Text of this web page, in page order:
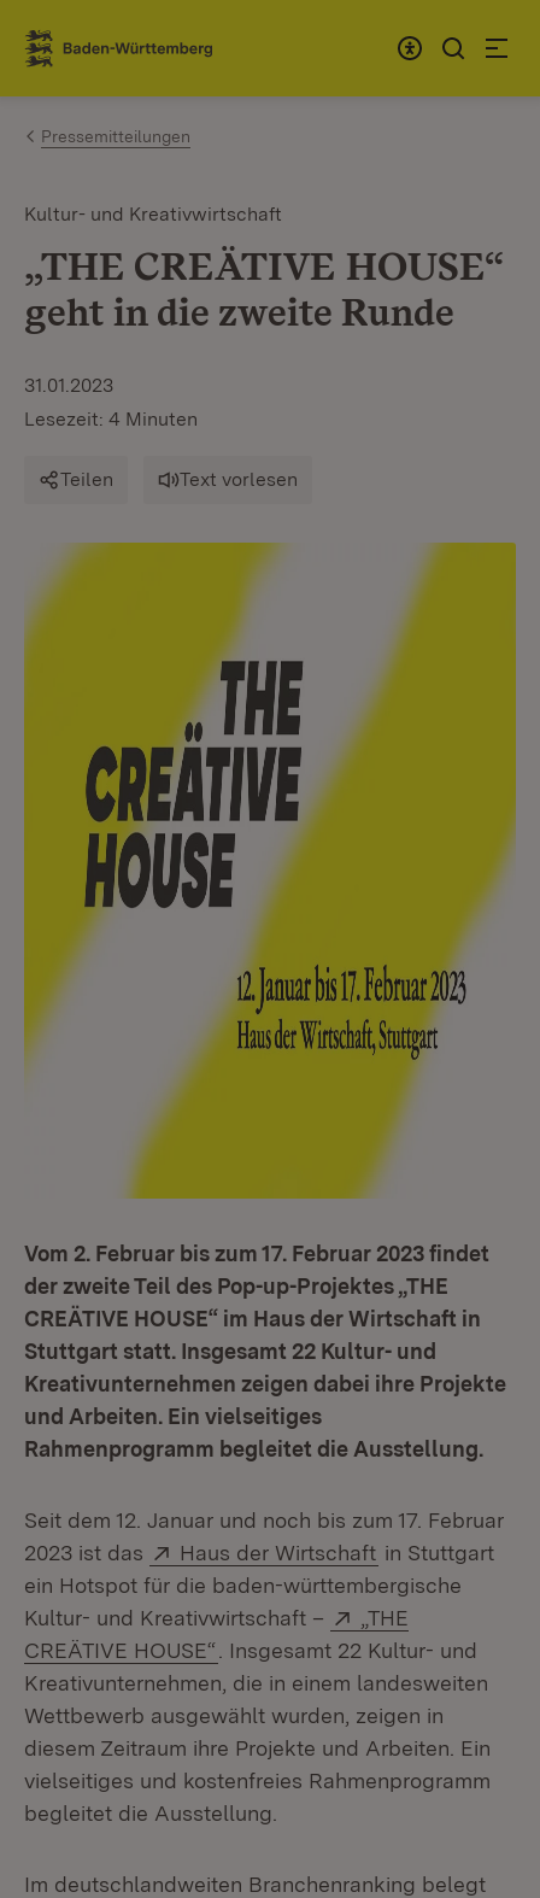
Zum Inhalt springen
Link zur Startseite
Pressemitteilungen
Kultur- und Kreativwirtschaft
„THE CREÄTIVE HOUSE“
geht in die zweite Runde
31.01.2023
Lesezeit: 4 Minuten
Teilen Text vorlesen
Vom 2. Februar bis zum 17. Februar 2023 findet
der zweite Teil des Pop-up-Projektes „THE
CREÄTIVE HOUSE“ im Haus der Wirtschaft in
Stuttgart statt. Insgesamt 22 Kultur- und
Kreativunternehmen zeigen dabei ihre Projekte
und Arbeiten. Ein vielseitiges
Rahmenprogramm begleitet die Ausstellung.
Seit dem 12. Januar und noch bis zum 17. Februar
2023 ist das
Extern:
Haus der Wirtschaft (Öffnet in
in Stuttgart
ein Hotspot für die baden-württembergische
Kultur- und Kreativwirtschaft –
Extern:
„THE
CREÄTIVE HOUSE“ (Öffnet in neuem Fenster)
. Insgesamt 22 Kultur- und
Kreativunternehmen, die in einem landesweiten
Wettbewerb ausgewählt wurden, zeigen in
diesem Zeitraum ihre Projekte und Arbeiten. Ein
vielseitiges und kostenfreies Rahmenprogramm
begleitet die Ausstellung.
Im deutschlandweiten Branchenranking belegt